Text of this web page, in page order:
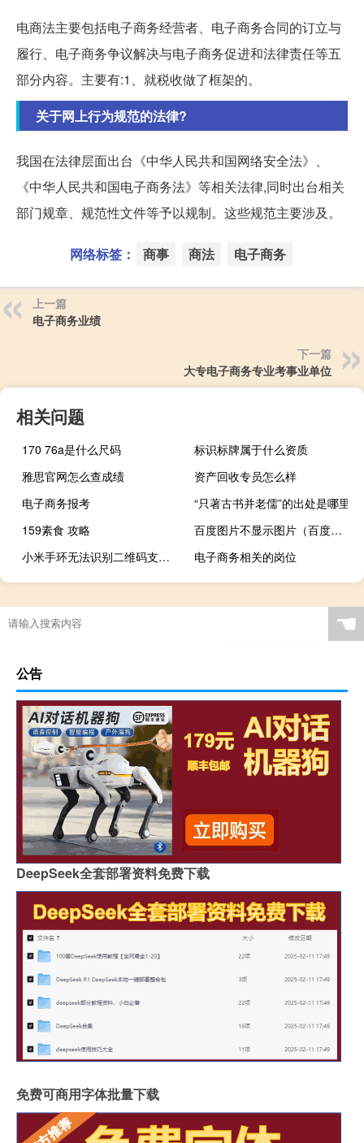
电商法主要包括电子商务经营者、电子商务合同的订立与
履行、电子商务争议解决与电子商务促进和法律责任等五
部分内容。主要有:1、就税收做了框架的。
关于网上行为规范的法律?
我国在法律层面出台《中华人民共和国网络安全法》、
《中华人民共和国电子商务法》等相关法律,同时出台相关
部门规章、规范性文件等予以规制。这些规范主要涉及。
网络标签： 商事 商法 电子商务
上一篇
电子商务业绩
下一篇
大专电子商务专业考事业单位
相关问题
170 76a是什么尺码
标识标牌属于什么资质
雅思官网怎么查成绩
资产回收专员怎么样
电子商务报考
“只著古书并老儒”的出处是哪里
159素食 攻略
百度图片不显示图片（百度图片不显示）
小米手环无法识别二维码支付（小米手环支付宝二维码手机无法识别怎么办）
电子商务相关的岗位
☚
公告
DeepSeek全套部署资料免费下载
免费可商用字体批量下载